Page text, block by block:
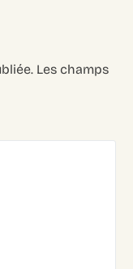
Les champs